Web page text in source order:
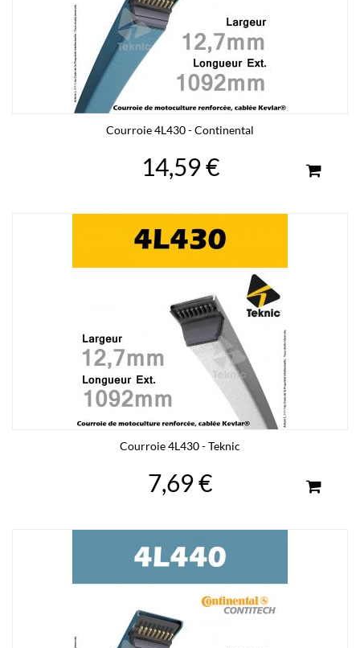
Courroie 4L430 - Continental
14,59 €
Courroie 4L430 - Teknic
7,69 €